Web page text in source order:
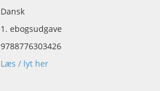
Dansk
1. ebogsudgave
9788776303426
Læs / lyt her